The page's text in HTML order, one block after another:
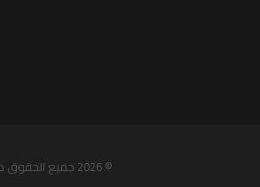
© 2026 جميع الحقوق